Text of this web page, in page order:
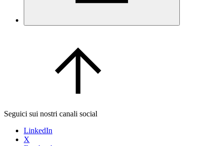
Seguici sui nostri canali social
LinkedIn
X